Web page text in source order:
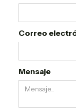
Correo
Mensaje